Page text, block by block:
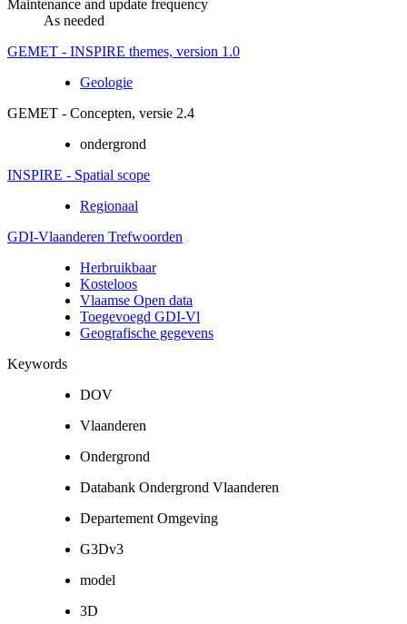
Maintenance and update frequency
As needed
GEMET - INSPIRE themes, version 1.0
Geologie
GEMET - Concepten, versie 2.4
ondergrond
INSPIRE - Spatial scope
Regionaal
GDI-Vlaanderen Trefwoorden
Herbruikbaar
Kosteloos
Vlaamse Open data
Toegevoegd GDI-Vl
Geografische gegevens
Keywords
DOV
Vlaanderen
Ondergrond
Databank Ondergrond Vlaanderen
Departement Omgeving
G3Dv3
model
3D